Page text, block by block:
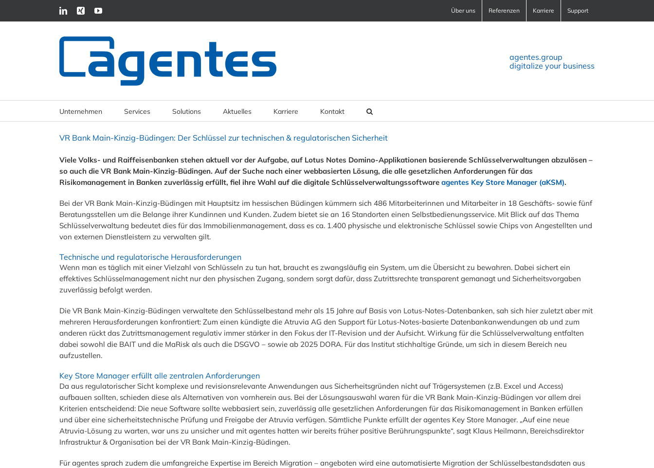
Über uns Referenzen Karriere Support
agentes.group
digitalize your business
Unternehmen Services Solutions Aktuelles Karriere Kontakt
VR Bank Main-Kinzig-Büdingen: Der Schlüssel zur technischen & regulatorischen Sicherheit
Viele Volks- und Raiffeisenbanken stehen aktuell vor der Aufgabe, auf Lotus Notes Domino-Applikationen basierende Schlüsselverwaltungen abzulösen –
so auch die VR Bank Main-Kinzig-Büdingen. Auf der Suche nach einer webbasierten Lösung, die alle gesetzlichen Anforderungen für das
Risikomanagement in Banken zuverlässig erfüllt, fiel ihre Wahl auf die digitale Schlüsselverwaltungssoftware agentes Key Store Manager (aKSM).
Bei der VR Bank Main-Kinzig-Büdingen mit Hauptsitz im hessischen Büdingen kümmern sich 486 Mitarbeiterinnen und Mitarbeiter in 18 Geschäfts- sowie fünf
Beratungsstellen um die Belange ihrer Kundinnen und Kunden. Zudem bietet sie an 16 Standorten einen Selbstbedienungsservice. Mit Blick auf das Thema
Schlüsselverwaltung bedeutet dies für das Immobilienmanagement, dass es ca. 1.400 physische und elektronische Schlüssel sowie Chips von Angestellten und
von externen Dienstleistern zu verwalten gilt.
Technische und regulatorische Herausforderungen
Wenn man es täglich mit einer Vielzahl von Schlüsseln zu tun hat, braucht es zwangsläufig ein System, um die Übersicht zu bewahren. Dabei sichert ein
effektives Schlüsselmanagement nicht nur den physischen Zugang, sondern sorgt dafür, dass Zutrittsrechte transparent gemanagt und Sicherheitsvorgaben
zuverlässig befolgt werden.
Die VR Bank Main-Kinzig-Büdingen verwaltete den Schlüsselbestand mehr als 15 Jahre auf Basis von Lotus-Notes-Datenbanken, sah sich hier zuletzt aber mit
mehreren Herausforderungen konfrontiert: Zum einen kündigte die Atruvia AG den Support für Lotus-Notes-basierte Datenbankanwendungen ab und zum
anderen rückt das Zutrittsmanagement regulativ immer stärker in den Fokus der IT-Revision und der Aufsicht. Wirkung für die Schlüsselverwaltung entfalten
dabei sowohl die BAIT und die MaRisk als auch die DSGVO – sowie ab 2025 DORA. Für das Institut stichhaltige Gründe, um sich in diesem Bereich neu
aufzustellen.
Key Store Manager erfüllt alle zentralen Anforderungen
Da aus regulatorischer Sicht komplexe und revisionsrelevante Anwendungen aus Sicherheitsgründen nicht auf Trägersystemen (z.B. Excel und Access)
aufbauen sollten, schieden diese als Alternativen von vornherein aus. Bei der Lösungsauswahl waren für die VR Bank Main-Kinzig-Büdingen vor allem drei
Kriterien entscheidend: Die neue Software sollte webbasiert sein, zuverlässig alle gesetzlichen Anforderungen für das Risikomanagement in Banken erfüllen
und über eine sicherheitstechnische Prüfung und Freigabe der Atruvia verfügen. Sämtliche Punkte erfüllt der agentes Key Store Manager. „Auf eine neue
Atruvia-Lösung zu warten, war uns zu unsicher und mit agentes hatten wir bereits früher positive Berührungspunkte“, sagt Klaus Heilmann, Bereichsdirektor
Infrastruktur & Organisation bei der VR Bank Main-Kinzig-Büdingen.
Für agentes sprach zudem die umfangreiche Expertise im Bereich Migration – angeboten wird eine automatisierte Migration der Schlüsselbestandsdaten aus